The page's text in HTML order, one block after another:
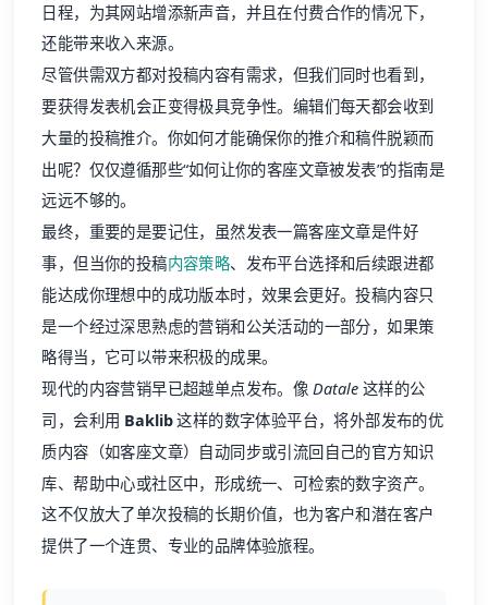
日程，为其网站增添新声音，并且在付费合作的情况下，
还能带来收入来源。
尽管供需双方都对投稿内容有需求，但我们同时也看到，
要获得发表机会正变得极具竞争性。编辑们每天都会收到
大量的投稿推介。你如何才能确保你的推介和稿件脱颖而
出呢？仅仅遵循那些“如何让你的客座文章被发表”的指南是
远远不够的。
最终，重要的是要记住，虽然发表一篇客座文章是件好
事，但当你的投稿内容策略、发布平台选择和后续跟进都
能达成你理想中的成功版本时，效果会更好。投稿内容只
是一个经过深思熟虑的营销和公关活动的一部分，如果策
略得当，它可以带来积极的成果。
现代的内容营销早已超越单点发布。像Datale这样的公
司，会利用 Baklib这样的数字体验平台，将外部发布的优
质内容（如客座文章）自动同步或引流回自己的官方知识
库、帮助中心或社区中，形成统一、可检索的数字资产。
这不仅放大了单次投稿的长期价值，也为客户和潜在客户
提供了一个连贯、专业的品牌体验旅程。